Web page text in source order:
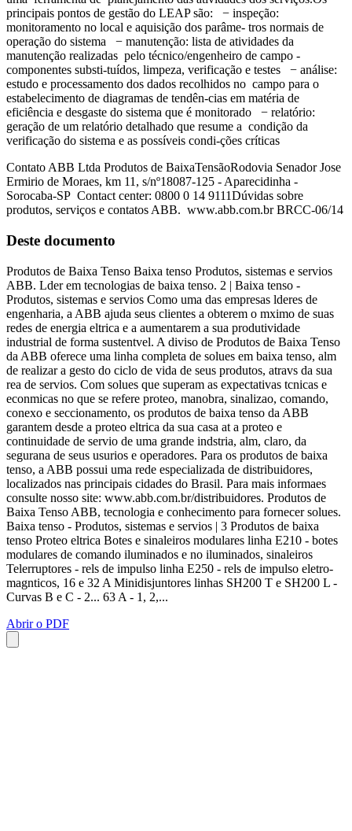
principais pontos de gestão do LEAP são: − inspeção:
monitoramento no local e aquisição dos parâme- tros normais de
operação do sistema − manutenção: lista de atividades da
manutenção realizadas pelo técnico/engenheiro de campo -
componentes substi-tuídos, limpeza, verificação e testes − análise:
estudo e processamento dos dados recolhidos no campo para o
estabelecimento de diagramas de tendên-cias em matéria de
eficiência e desgaste do sistema que é monitorado − relatório:
geração de um relatório detalhado que resume a condição da
verificação do sistema e as possíveis condi-ções críticas
Contato ABB Ltda Produtos de BaixaTensãoRodovia Senador Jose
Ermirio de Moraes, km 11, s/nº18087-125 - Aparecidinha -
Sorocaba-SP Contact center: 0800 0 14 9111Dúvidas sobre
produtos, serviços e contatos ABB. www.abb.com.br BRCC-06/14
Deste documento
Produtos de Baixa Tenso Baixa tenso Produtos, sistemas e servios
ABB. Lder em tecnologias de baixa tenso. 2 | Baixa tenso -
Produtos, sistemas e servios Como uma das empresas lderes de
engenharia, a ABB ajuda seus clientes a obterem o mximo de suas
redes de energia eltrica e a aumentarem a sua produtividade
industrial de forma sustentvel. A diviso de Produtos de Baixa Tenso
da ABB oferece uma linha completa de solues em baixa tenso, alm
de realizar a gesto do ciclo de vida de seus produtos, atravs da sua
rea de servios. Com solues que superam as expectativas tcnicas e
econmicas no que se refere proteo, manobra, sinalizao, comando,
conexo e seccionamento, os produtos de baixa tenso da ABB
garantem desde a proteo eltrica da sua casa at a proteo e
continuidade de servio de uma grande indstria, alm, claro, da
segurana de seus usurios e operadores. Para os produtos de baixa
tenso, a ABB possui uma rede especializada de distribuidores,
localizados nas principais cidades do Brasil. Para mais informaes
consulte nosso site: www.abb.com.br/distribuidores. Produtos de
Baixa Tenso ABB, tecnologia e conhecimento para fornecer solues.
Baixa tenso - Produtos, sistemas e servios | 3 Produtos de baixa
tenso Proteo eltrica Botes e sinaleiros modulares linha E210 - botes
modulares de comando iluminados e no iluminados, sinaleiros
Telerruptores - rels de impulso linha E250 - rels de impulso eletro-
magnticos, 16 e 32 A Minidisjuntores linhas SH200 T e SH200 L -
Curvas B e C - 2... 63 A - 1, 2,...
Abrir o PDF